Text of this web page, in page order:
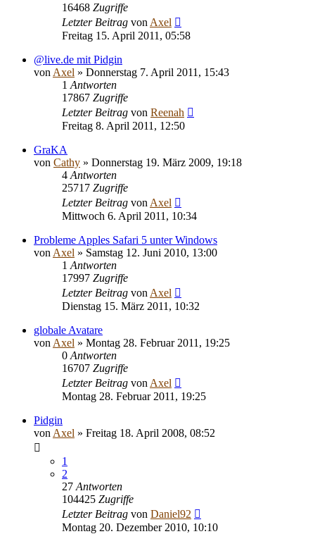
16468 Zugriffe
Letzter Beitrag von Axel
Freitag 15. April 2011, 05:58
@live.de mit Pidgin
von Axel » Donnerstag 7. April 2011, 15:43
1 Antworten
17867 Zugriffe
Letzter Beitrag von Reenah
Freitag 8. April 2011, 12:50
GraKA
von Cathy » Donnerstag 19. März 2009, 19:18
4 Antworten
25717 Zugriffe
Letzter Beitrag von Axel
Mittwoch 6. April 2011, 10:34
Probleme Apples Safari 5 unter Windows
von Axel » Samstag 12. Juni 2010, 13:00
1 Antworten
17997 Zugriffe
Letzter Beitrag von Axel
Dienstag 15. März 2011, 10:32
globale Avatare
von Axel » Montag 28. Februar 2011, 19:25
0 Antworten
16707 Zugriffe
Letzter Beitrag von Axel
Montag 28. Februar 2011, 19:25
Pidgin
von Axel » Freitag 18. April 2008, 08:52
1
2
27 Antworten
104425 Zugriffe
Letzter Beitrag von Daniel92
Montag 20. Dezember 2010, 10:10